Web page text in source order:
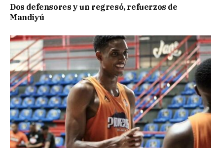
Dos defensores y un regresó, refuerzos de
Mandiyú